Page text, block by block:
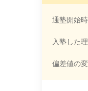
通塾開始
入塾した
偏差値の